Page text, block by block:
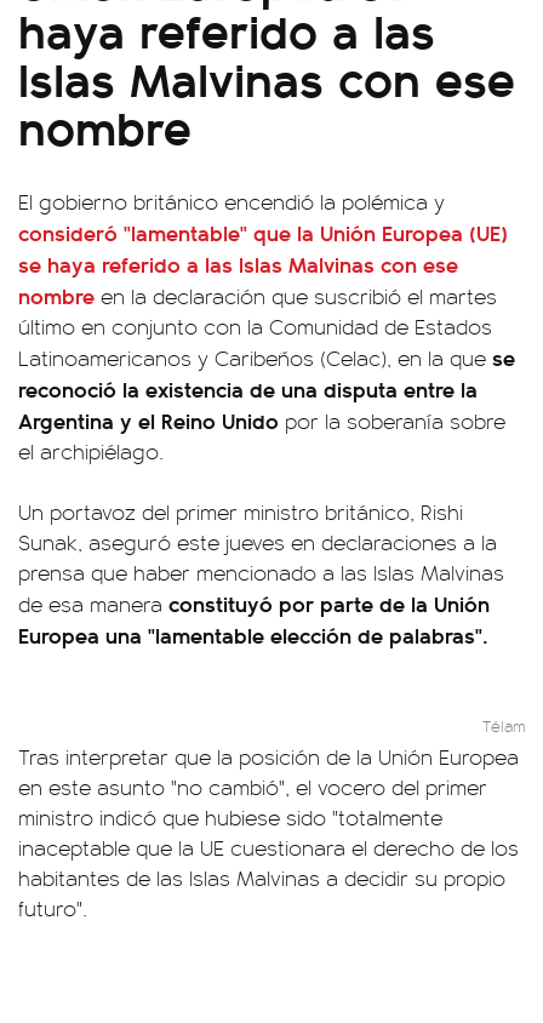
haya referido a las
Islas Malvinas con ese
nombre
El gobierno británico encendió la polémica y
consideró "lamentable" que la Unión Europea (UE)
se haya referido a las Islas Malvinas con ese
nombre en la declaración que suscribió el martes
último en conjunto con la Comunidad de Estados
Latinoamericanos y Caribeños (Celac), en la que se
reconoció la existencia de una disputa entre la
Argentina y el Reino Unido por la soberanía sobre
el archipiélago.
Un portavoz del primer ministro británico, Rishi
Sunak, aseguró este jueves en declaraciones a la
prensa que haber mencionado a las Islas Malvinas
de esa manera constituyó por parte de la Unión
Europea una "lamentable elección de palabras".
Télam
Tras interpretar que la posición de la Unión Europea
en este asunto "no cambió", el vocero del primer
ministro indicó que hubiese sido "totalmente
inaceptable que la UE cuestionara el derecho de los
habitantes de las Islas Malvinas a decidir su propio
futuro".